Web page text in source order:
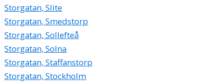
Storgatan, Slite
Storgatan, Smedstorp
Storgatan, Sollefteå
Storgatan, Solna
Storgatan, Staffanstorp
Storgatan, Stockholm